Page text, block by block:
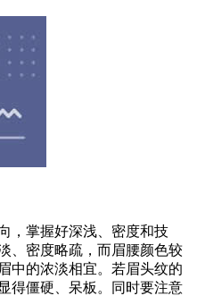
，掌握好深浅、密度和技
、密度略疏，而眉腰颜色较
中的浓淡相宜。若眉头纹的
得僵硬、呆板。同时要注意